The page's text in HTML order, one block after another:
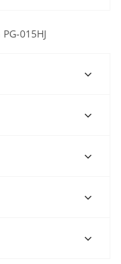
015HJ